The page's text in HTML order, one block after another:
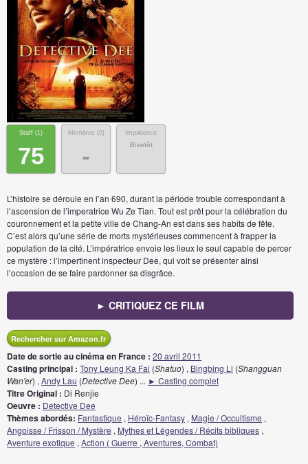
Staff (1)
75
Membres (0)
-
Impatience
Bientôt
L’histoire se déroule en l’an 690, durant la période trouble correspondant à
l’ascension de l’imperatrice Wu Ze Tian. Tout est prêt pour la célébration du
couronnement et la petite ville de Chang-An est dans ses habits de fête.
C’est alors qu’une série de morts mystérieuses commencent à frapper la
population de la cité. L’impératrice envoie les lieux le seul capable de percer
ce mystère : l’impertinent inspecteur Dee, qui voit se présenter ainsi
l’occasion de se faire pardonner sa disgrâce.
► CRITIQUEZ CE FILM
Rechercher sur Amazon.fr
Date de sortie au cinéma en France : 20 avril 2011
Casting principal : Tony Leung Ka Fai (Shatuo) , Bingbing Li (Shangguan
Wan'er) , Andy Lau (Detective Dee) ... ► Casting complet
Titre Original : Di Renjie
Oeuvre : Detective Dee
Thèmes abordés: Fantastique , Héroïc-Fantasy , Magie / Occultisme ,
Angoisse / Frisson / Mystère , Mythes et Légendes / Récits bibliques ,
Aventure exotique , Action ( Guerre , Aventures, Combat)